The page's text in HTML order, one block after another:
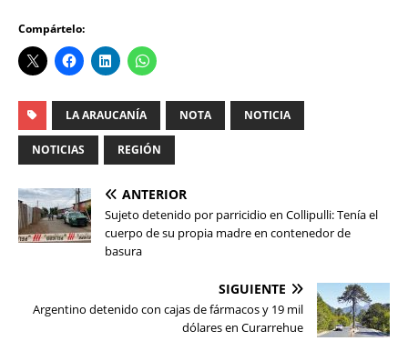
Compártelo:
LA ARAUCANÍA NOTA NOTICIA
NOTICIAS REGIÓN
ANTERIOR
Sujeto detenido por parricidio en Collipulli: Tenía el
cuerpo de su propia madre en contenedor de
basura
SIGUIENTE
Argentino detenido con cajas de fármacos y 19 mil
dólares en Curarrehue